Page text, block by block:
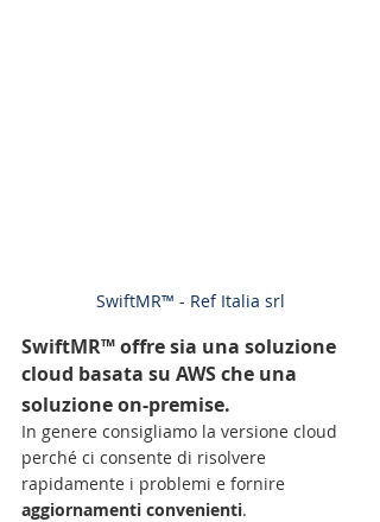
SwiftMR™ - Ref Italia srl
SwiftMR™ offre sia una soluzione
cloud basata su AWS che una
soluzione on-premise.
In genere consigliamo la versione cloud
perché ci consente di risolvere
rapidamente i problemi e fornire
aggiornamenti convenienti.